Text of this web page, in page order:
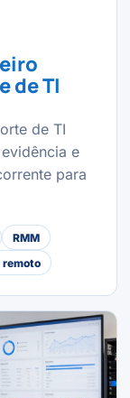
de TI
de TI
e
para
RMM